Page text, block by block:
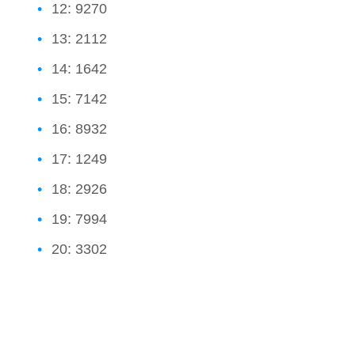
12: 9270
13: 2112
14: 1642
15: 7142
16: 8932
17: 1249
18: 2926
19: 7994
20: 3302